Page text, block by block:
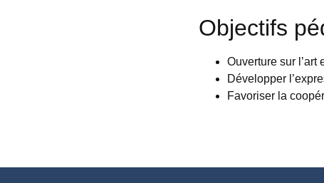
Objectifs
Ouverture sur l’art
Développer
Favoriser la